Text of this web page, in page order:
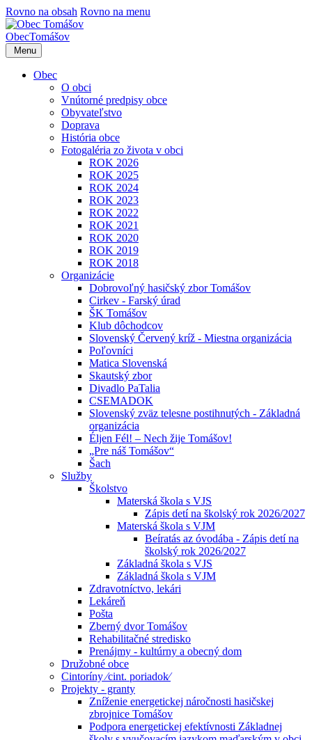
Rovno na obsah Rovno na menu
ObecTomášov
Menu
Obec
O obci
Vnútorné predpisy obce
Obyvateľstvo
Doprava
História obce
Fotogaléria zo života v obci
ROK 2026
ROK 2025
ROK 2024
ROK 2023
ROK 2022
ROK 2021
ROK 2020
ROK 2019
ROK 2018
Organizácie
Dobrovoľný hasičský zbor Tomášov
Cirkev - Farský úrad
ŠK Tomášov
Klub dôchodcov
Slovenský Červený kríž - Miestna organizácia
Poľovníci
Matica Slovenská
Skautský zbor
Divadlo PaTalia
CSEMADOK
Slovenský zväz telesne postihnutých - Základná
organizácia
Éljen Fél! – Nech žije Tomášov!
„Pre náš Tomášov“
Šach
Služby
Školstvo
Materská škola s VJS
Zápis detí na školský rok 2026/2027
Materská škola s VJM
Beíratás az óvodába - Zápis detí na
školský rok 2026/2027
Základná škola s VJS
Základná škola s VJM
Zdravotníctvo, lekári
Lekáreň
Pošta
Zberný dvor Tomášov
Rehabilitačné stredisko
Prenájmy - kultúrny a obecný dom
Družobné obce
Cintoríny ⁄cint. poriadok⁄
Projekty - granty
Zníženie energetickej náročnosti hasičskej
zbrojnice Tomášov
Podpora energetickej efektívnosti Základnej